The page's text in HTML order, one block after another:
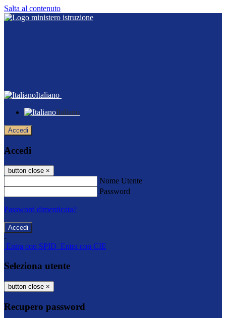
Salta al contenuto
Italiano
Italiano
Accedi
Accedi
button close ×
Nome Utente
Password
Password dimenticata?
-
Entra con SPID Entra con CIE
Seleziona utente
button close ×
Recupero password